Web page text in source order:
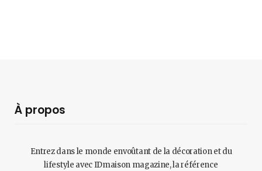
À propos
Entrez dans le monde envoûtant de la décoration et du
lifestyle avec IDmaison magazine, la référence